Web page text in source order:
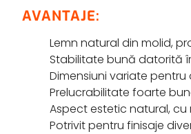
AVANTAJE:
Lemn natural din molid,
Stabilitate bună datorită
Dimensiuni variate
Prelucrabilitate foarte
Aspect estetic natural, cu
Potrivit pentru finisaje